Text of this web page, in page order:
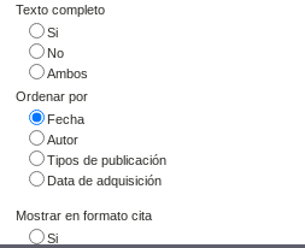
Texto completo
Si
No
Ambos
Ordenar por
Fecha
Autor
Tipos de publicación
Data de adquisición
Mostrar en formato cita
Si